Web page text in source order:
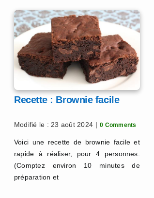
Recette : Brownie facile
Modifié le : 23 août 2024 | 0 Comments
Voici une recette de brownie facile et
rapide à réaliser, pour 4 personnes.
(Comptez environ 10 minutes de
préparation et